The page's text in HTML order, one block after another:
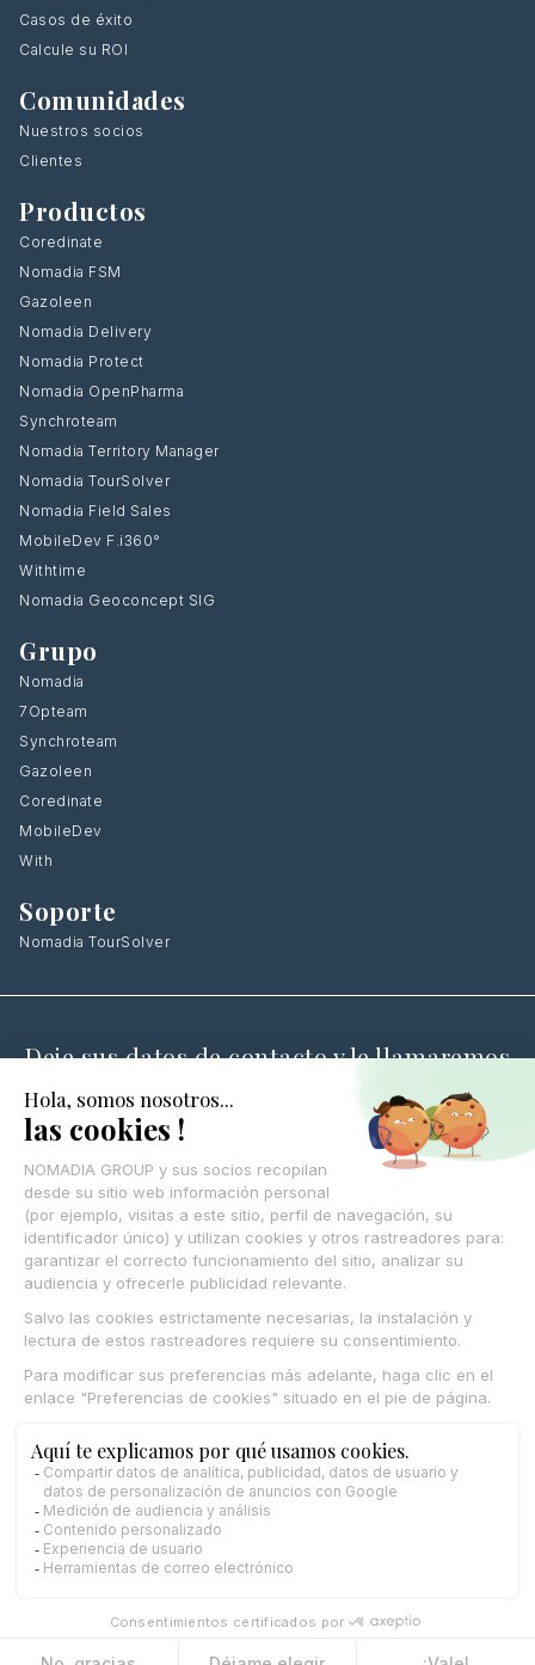
Casos de éxito
Calcule su ROI
Comunidades
Nuestros socios
Clientes
Productos
Coredinate
Nomadia FSM
Gazoleen
Nomadia Delivery
Nomadia Protect
Nomadia OpenPharma
Synchroteam
Nomadia Territory Manager
Nomadia TourSolver
Nomadia Field Sales
MobileDev F.i360°
Withtime
Nomadia Geoconcept SIG
Grupo
Nomadia
7Opteam
Synchroteam
Gazoleen
Coredinate
MobileDev
With
Soporte
Nomadia TourSolver
Deje sus datos de contacto y le llamaremos
© Nomadia 2025
Aviso legal
Condiciones generales de uso de la plataforma Nomadia
Política de cookies – Gestión de datos de navegación Nomadia
Protección de datos personales – Política Nomadia
Español
Français
English
Italiano